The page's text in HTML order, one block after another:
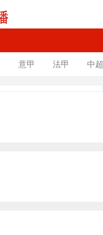
意甲 法甲 中超